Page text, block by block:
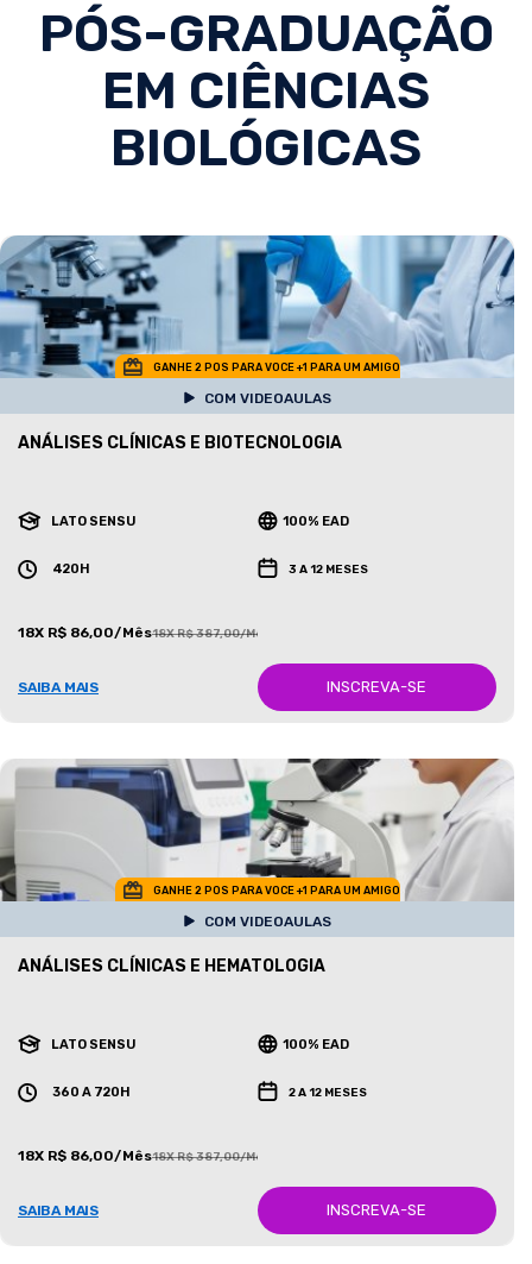
PÓS-GRADUAÇÃO
EM CIÊNCIAS
BIOLÓGICAS
GANHE 2 POS PARA VOCE +1 PARA UM AMIGO
COM VIDEOAULAS
ANÁLISES CLÍNICAS E BIOTECNOLOGIA
LATO SENSU 100% EAD
420H 3 A 12 MESES
18X R$ 86,00/Mês18X R$ 387,00/Mês
SAIBA MAIS INSCREVA-SE
GANHE 2 POS PARA VOCE +1 PARA UM AMIGO
COM VIDEOAULAS
ANÁLISES CLÍNICAS E HEMATOLOGIA
LATO SENSU 100% EAD
360 A 720H 2 A 12 MESES
18X R$ 86,00/Mês18X R$ 387,00/Mês
SAIBA MAIS INSCREVA-SE